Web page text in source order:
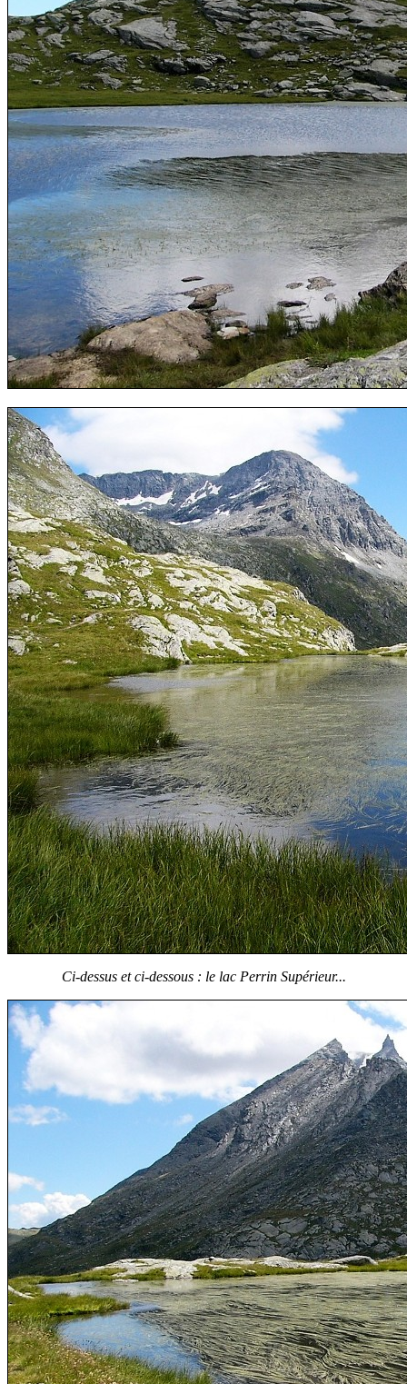
Ci-dessus et ci-dessous : le lac Perrin Supérieur...